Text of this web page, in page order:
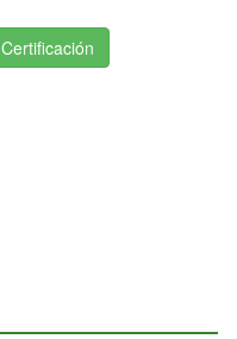
Certificación